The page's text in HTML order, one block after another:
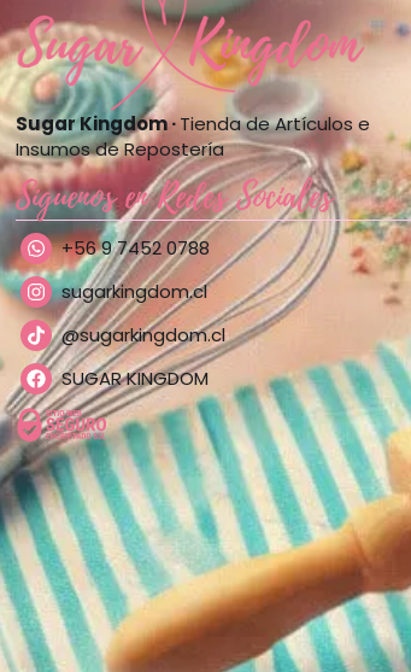
Sugar Kingdom ·Tienda de Artículos e
Insumos de Repostería
Síguenos en Redes Sociales
+56 9 7452 0788
sugarkingdom.cl
@sugarkingdom.cl
SUGAR KINGDOM